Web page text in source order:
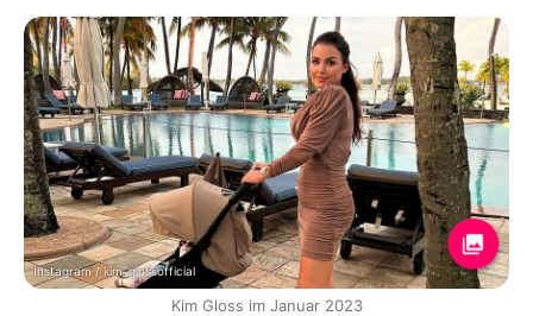
Instagram / kim_glossofficial
Kim Gloss im Januar 2023